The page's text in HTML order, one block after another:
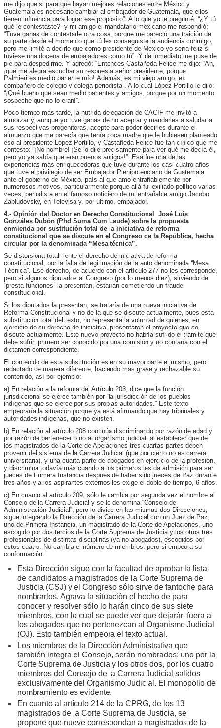
me dijo que si para que hayan mejores relaciones entre México y
Guatemala es necesario cambiar al embajador de Guatemala, que ellos
tienen influencia para lograr ese propósito”. A lo que yo le pregunté: “¿Y tú
qué le contestaste?” y mi amigo el mandatario mexicano me respondió:
“Tuve ganas de contestarle otra cosa, porque me pareció una traición de
su parte desde el momento que tú les conseguiste la audiencia conmigo,
pero me limité a decirle que como presidente de México yo sería feliz si
tuviese una docena de embajadores como tú”. Y de inmediato me puse de
pie para despedirme. Y agregó: “Entonces Castañeda Felice me dijo: “Ah,
¡qué me alegra escuchar su respuesta señor presidente, porque
Palmieri es medio pariente mío! Además, es mi viejo amigo, ex
compañero de colegio y colega periodista”. A lo cual López Portillo le dijo:
“¡Qué bueno que sean medio parientes y amigos, porque por un momento
sospeché que no lo eran!”.
Poco tiempo más tarde, la nutrida delegación de CACIF me invitó a
almorzar y, aunque yo tuve ganas de no aceptar y mandarles a saludar a
sus respectivas progenitoras, acepté para poder decirles durante el
almuerzo que me parecía que tenía poca madre que le hubiesen planteado
eso al presidente López Portillo, y Castañeda Felice fue tan cínico que me
contestó: “¡No hombre! ¡Se lo dije precisamente para ver qué me decía él,
pero yo ya sabía que eran buenos amigos!”. Esa fue una de las
experiencias más enriquecedoras que tuve durante los casi cuatro años
que tuve el privilegio de ser Embajador Plenipotenciario de Guatemala
ante el gobierno de México, país al que amo entrañablemente por
numerosos motivos, particularmente porque allá fui exiliado político varias
veces, periodista en el famoso noticiero de mi entrañable amigo Jacobo
Zabludovsky, en Televisa y, por último, embajador.
4.- Opinión del Doctor en Derecho Constitucional José Luis
Gonzáles Dubón (Phd Suma Cum Laude) sobre la propuesta
enmienda por sustitución total de la iniciativa de reforma
constitucional que se discute en el Congreso de la República, hecha
circular por la denominada “Mesa técnica”.
Se distorsiona totalmente el derecho de iniciativa de reforma
constitucional, por la falta de legitimación de la auto denominada “Mesa
Técnica”. Ese derecho, de acuerdo con el artículo 277 no les corresponde,
pero si algunos diputados al Congreso (por lo menos diez), sirviendo de
“presta-funciones” la presentan, estarían cometiendo un fraude
constitucional.
Si los diputados la presentan, se trataría de una nueva iniciativa de
Reforma Constitucional y no de la que se discute actualmente, pues esta
substitución total del texto, no representa la voluntad de quienes, en
ejercicio de su derecho de iniciativa, presentaron el proyecto que se
discute actualmente. Este nuevo proyecto no habría sufrido el trámite que
debe sufrir: primero ser conocido por una comisión y no contaría con el
dictamen correspondiente.
El contenido de esta substitución es en su mayor parte el mismo, pero
redactado de manera diferente, haciendo mas grave y rechazable su
contenido, así por ejemplo:
a) En relación a la reforma del Artículo 203, dice que la función
jurisdiccional se ejerce también por “la jurisdicción de los pueblos
indígenas que se ejerce por sus propias autoridades.” Este texto
empeoraría la situación porque ya está afirmando que hay tribunales y
autoridades indígenas, que no existen.
b) En relación al artículo 208 continúa discriminando por razón de edad y
por razón de pertenecer o no al organismo judicial, al establecer que de
los magistrados de la Corte de Apelaciones tres cuartas partes deben
provenir del sistema de la Carrera Judicial (que por cierto no es carrera
universitaria), y una cuarta parte de abogados en ejercicio de la profesión,
y discrimina todavía más cuando a los primeros les da admisión para ser
jueces de Primera Instancia después de haber sido jueces de Paz durante
tres años y a los aspirantes externos les exige el doble de tiempo, 6 años.
c) En cuanto al artículo 209, sólo le cambia por segunda vez el nombre al
Consejo de la Carrera Judicial y se le denomina “Consejo de
Administración Judicial”, pero lo divide en las mismas dos Direcciones,
sigue integrando la Dirección de la Carrera Judicial con un Juez de Paz,
uno de Primera Instancia, un magistrado de la Corte de Apelaciones, uno
escogido por dos tercios de la Corte Suprema de Justicia y los otros tres
profesionales de distintas disciplinas (ya no abogados), escogidos por
estos cuatro. No cambia el número de miembros, pero si empeora su
conformación.
Esta Dirección sigue con la facultad de aprobar la lista
de candidatos a magistrados de la Corte Suprema de
Justicia (CSJ) y el Congreso sólo sirve de fantoche para
nombrarlos. Agrava la situación el hecho de para
conocer y resolver sólo lo harán cinco de sus siete
miembros, con lo cual se puede ver que dejarán fuera a
los abogados que no pertenezcan al Organismo Judicial
(OJ). Esto también empeora el texto actual.
Los miembros de la Dirección Administrativa que
también integra el Consejo, serán nombrados: uno por la
Corte Suprema de Justicia y los otros dos, por los cuatro
miembros del Consejo de la Carrera Judicial salidos
exclusivamente del Organismo Judicial. El monopolio de
nombramiento es evidente.
En cuanto al artículo 214 de la CPRG, de los 13
magistrados de la Corte Suprema de Justicia, se
propone que nueve correspondan a magistrados de la